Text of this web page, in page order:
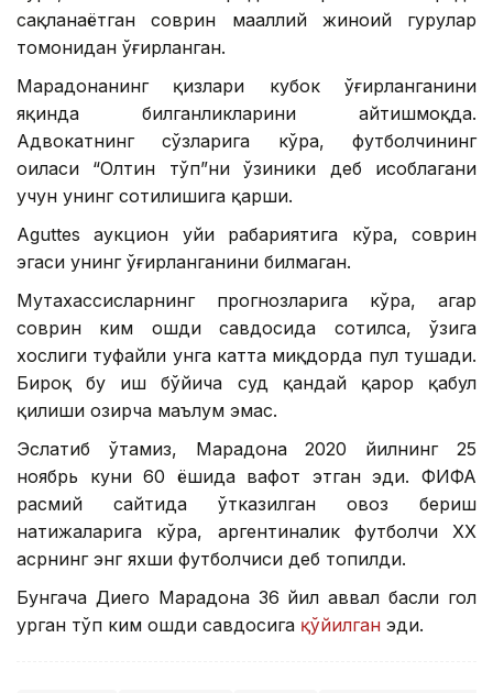
сақланаётган соврин маҳаллий жиноий гуруҳлар
томонидан ўғирланган.
Марадонанинг қизлари кубок ўғирланганини
яқинда билганликларини айтишмоқда.
Адвокатнинг сўзларига кўра, футболчининг
оиласи “Олтин тўп”ни ўзиники деб ҳисоблагани
учун унинг сотилишига қарши.
Aguttes аукцион уйи раҳбариятига кўра, соврин
эгаси унинг ўғирланганини билмаган.
Мутахассисларнинг прогнозларига кўра, агар
соврин ким ошди савдосида сотилса, ўзига
хослиги туфайли унга катта миқдорда пул тушади.
Бироқ бу иш бўйича суд қандай қарор қабул
қилиши ҳозирча маълум эмас.
Эслатиб ўтамиз, Марадона 2020 йилнинг 25
ноябрь куни 60 ёшида вафот этган эди. ФИФА
расмий сайтида ўтказилган овоз бериш
натижаларига кўра, аргентиналик футболчи XX
асрнинг энг яхши футболчиси деб топилди.
Бунгача Диего Марадона 36 йил аввал баҳсли гол
урган тўп ким ошди савдосига қўйилган эди.